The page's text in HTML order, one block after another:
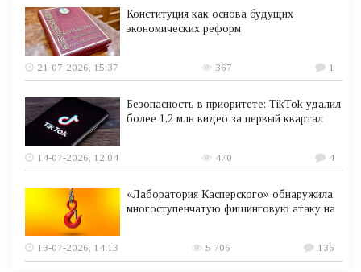
Конституция как основа будущих
экономических реформ
21-07-2026, 15:37 367 1
Безопасность в приоритете: TikTok удалил
более 1,2 млн видео за первый квартал
14-07-2026, 12:04 470 4
«Лаборатория Касперского» обнаружила
многоступенчатую фишинговую атаку на
13-07-2026, 14:13 5 706 136